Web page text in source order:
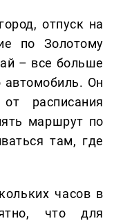
отпуск на
по Золотому
– все больше
Он
расписания
маршрут по
там, где
часов в
что для